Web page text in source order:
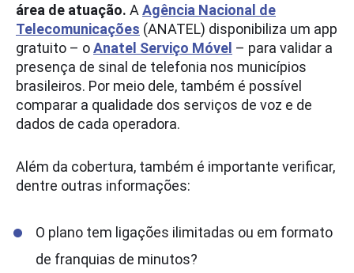
área de atuação. A Agência Nacional de
Telecomunicações (ANATEL) disponibiliza um app
gratuito – oAnatel Serviço Móvel – para validar a
presença de sinal de telefonia nos municípios
brasileiros. Por meio dele, também é possível
comparar a qualidade dos serviços de voz e de
dados de cada operadora.
Além da cobertura, também é importante verificar,
dentre outras informações:
O plano tem ligações ilimitadas ou em formato
de franquias de minutos?